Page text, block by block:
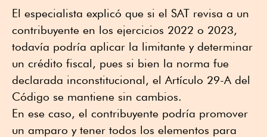
El especialista explicó que si el SAT revisa a un
contribuyente en los ejercicios 2022 o 2023,
todavía podría aplicar la limitante y determinar
un crédito fiscal, pues si bien la norma fue
declarada inconstitucional, el Artículo 29-A del
Código se mantiene sin cambios.
En ese caso, el contribuyente podría promover
un amparo y tener todos los elementos para